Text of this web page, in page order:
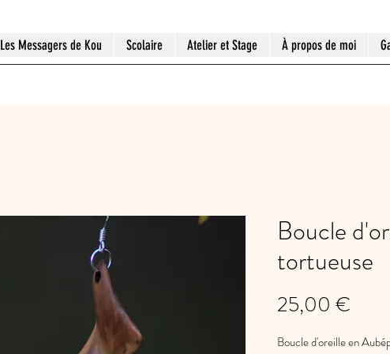
Les Messagers de Kou Scolaire Atelier et Stage À propos de moi
Boucle
tortueuse
25,00 €
Boucle d'oreille en